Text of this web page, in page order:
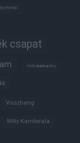
csapat
Trófeabibliográfia
Visszhang
Willy Kambwala